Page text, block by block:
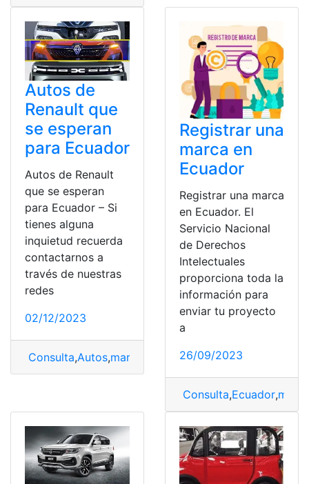
Autos de
Renault que
se esperan
para Ecuador
Autos de Renault
que se esperan
para Ecuador – Si
tienes alguna
inquietud recuerda
contactarnos a
través de nuestras
redes
02/12/2023
Consulta,Autos,marca Renault
Registrar una
marca en
Ecuador
Registrar una marca
en Ecuador. El
Servicio Nacional
de Derechos
Intelectuales
proporciona toda la
información para
enviar tu proyecto
a
26/09/2023
Consulta,Ecuador,